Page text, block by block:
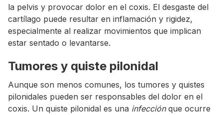
la pelvis y provocar dolor en el coxis. El desgaste del
cartílago puede resultar en inflamación y rigidez,
especialmente al realizar movimientos que implican
estar sentado o levantarse.
Tumores y quiste pilonidal
Aunque son menos comunes, los tumores y quistes
pilonidales pueden ser responsables del dolor en el
coxis. Un quiste pilonidal es una infecciónque ocurre